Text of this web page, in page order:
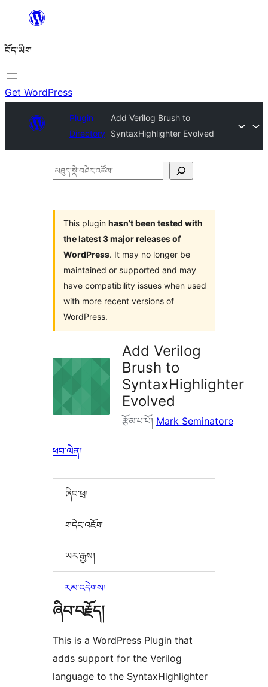
content
བོད་ཡིག
Get WordPress
Plugin
Directory
Add Verilog Brush to
SyntaxHighlighter Evolved
མཐུད་
འཚོལ།
This plugin hasn’t been tested with
the latest 3 major releases of
WordPress. It may no longer be
maintained or supported and may
have compatibility issues when used
with more recent versions of
WordPress.
Add Verilog
Brush to
SyntaxHighlighter
Evolved
རྩོམ་པ་པོ། Mark Seminatore
ཕབ་ལེན།
ཞིབ་ཕྲ།
གདེང་འཇོག
ཡར་རྒྱས།
རམ་འདེགས།
ཞིབ་བརྗོད།
This is a WordPress Plugin that
adds support for the Verilog
language to the SyntaxHighlighter